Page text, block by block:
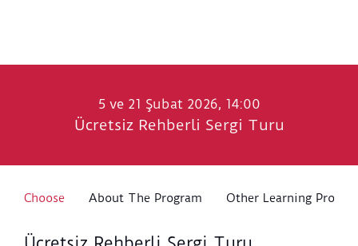
5 ve 21 Şubat 2026, 14:00
Ücretsiz Rehberli Sergi Turu
Choose About The Program Other Learning